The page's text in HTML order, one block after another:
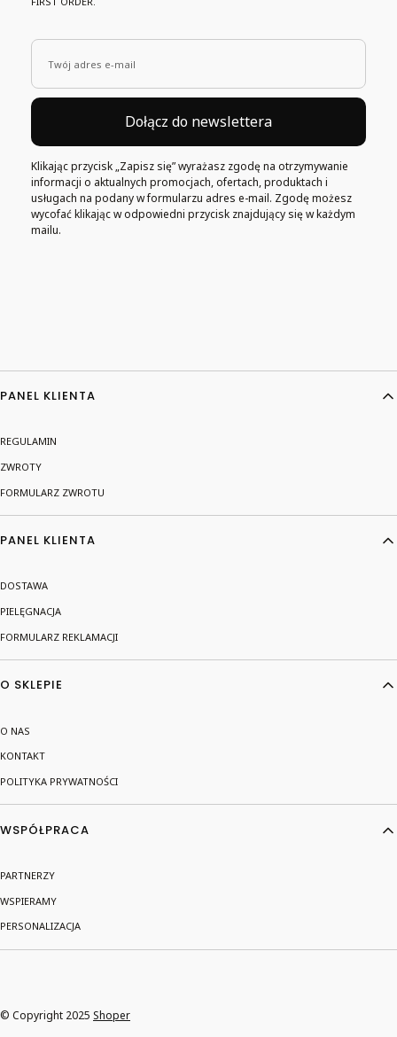
Twój adres e-mail
Dołącz do newslettera
Klikając przycisk „Zapisz się” wyrażasz zgodę na otrzymywanie
informacji o aktualnych promocjach, ofertach, produktach i
usługach na podany w formularzu adres e-mail. Zgodę możesz
wycofać klikając w odpowiedni przycisk znajdujący się w każdym
mailu.
Linki w stopce
PANEL KLIENTA
REGULAMIN
ZWROTY
FORMULARZ ZWROTU
PANEL KLIENTA
DOSTAWA
PIELĘGNACJA
FORMULARZ REKLAMACJI
O SKLEPIE
O NAS
KONTAKT
POLITYKA PRYWATNOŚCI
WSPÓŁPRACA
PARTNERZY
WSPIERAMY
PERSONALIZACJA
© Copyright 2025 Shoper